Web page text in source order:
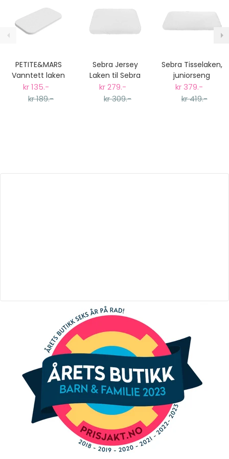
PETITE&MARS
Vanntett laken
(Tisselaken) til
Bedside Cribs -
kr 135.-
kr 189.-
Sebra Jersey
Laken til Sebra
Babyseng
kr 279.-
kr 309.-
Sebra Tisselaken,
juniorseng
kr 379.-
kr 419.-